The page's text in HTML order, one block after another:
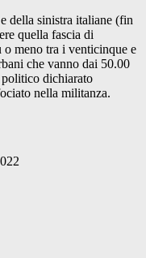
della sinistra italiane (fin
quella fascia di
o meno tra i venticinque e
che vanno dai 50.00
politico dichiarato
nella militanza.